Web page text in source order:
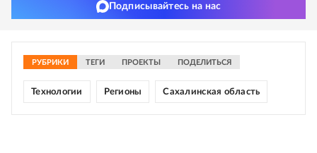
Подписывайтесь на нас
РУБРИКИ ТЕГИ ПРОЕКТЫ ПОДЕЛИТЬСЯ
Технологии Регионы Сахалинская область